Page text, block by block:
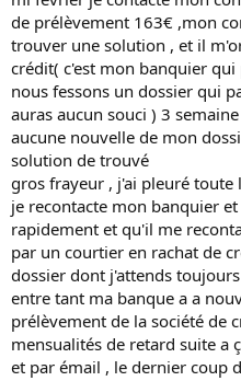
de prélèvement 163€ ,mon
trouver une solution , et il
crédit( c'est mon banquier qui
nous fessons un dossier qui
auras aucun souci ) 3
aucune nouvelle de mon
solution de trouvé
gros frayeur , j'ai pleuré
je recontacte mon banquier
rapidement et qu'il me
par un courtier en rachat de
dossier dont j'attends
entre tant ma banque a a
prélèvement de la société de
mensualités de retard suite a
et par émail , le dernier coup